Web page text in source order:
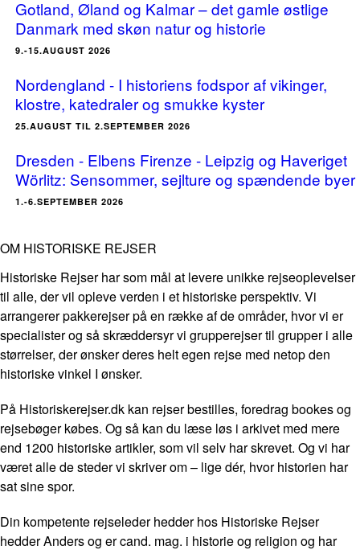
Gotland, Øland og Kalmar – det gamle østlige
Danmark med skøn natur og historie
9.-15.AUGUST 2026
Nordengland - I historiens fodspor af vikinger,
klostre, katedraler og smukke kyster
25.AUGUST TIL 2.SEPTEMBER 2026
Dresden - Elbens Firenze - Leipzig og Haveriget
Wörlitz: Sensommer, sejlture og spændende byer
1.-6.SEPTEMBER 2026
OM HISTORISKE REJSER
Historiske Rejser har som mål at levere unikke rejseoplevelser
til alle, der vil opleve verden i et historiske perspektiv. Vi
arrangerer pakkerejser på en række af de områder, hvor vi er
specialister og så skræddersyr vi grupperejser til grupper i alle
størrelser, der ønsker deres helt egen rejse med netop den
historiske vinkel I ønsker.
På Historiskerejser.dk kan rejser bestilles, foredrag bookes og
rejsebøger købes. Og så kan du læse løs i arkivet med mere
end 1200 historiske artikler, som vil selv har skrevet. Og vi har
været alle de steder vi skriver om – lige dér, hvor historien har
sat sine spor.
Din kompetente rejseleder hedder hos Historiske Rejser
hedder Anders og er cand. mag. i historie og religion og har